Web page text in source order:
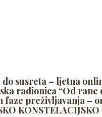
susreta – ljetna
radionica “Od
preživljavanja –